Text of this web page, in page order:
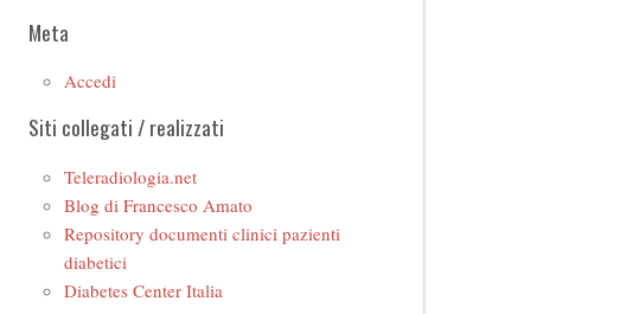
Meta
Accedi
Siti collegati / realizzati
Teleradiologia.net
Blog di Francesco Amato
Repository documenti clinici pazienti
diabetici
Diabetes Center Italia